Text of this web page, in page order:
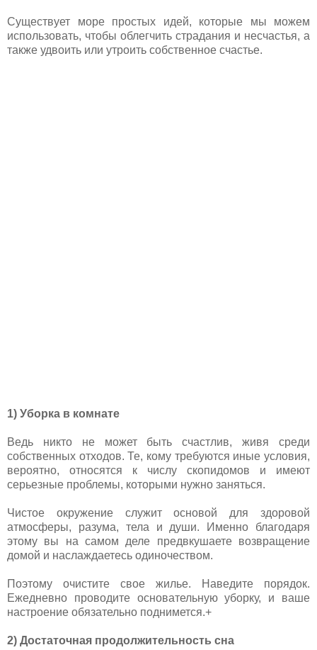
Существует море простых идей, которые мы можем
использовать, чтобы облегчить страдания и несчастья, а
также удвоить или утроить собственное счастье.
1) Уборка в комнате
Ведь никто не может быть счастлив, живя среди
собственных отходов. Те, кому требуются иные условия,
вероятно, относятся к числу скопидомов и имеют
серьезные проблемы, которыми нужно заняться.
Чистое окружение служит основой для здоровой
атмосферы, разума, тела и души. Именно благодаря
этому вы на самом деле предвкушаете возвращение
домой и наслаждаетесь одиночеством.
Поэтому очистите свое жилье. Наведите порядок.
Ежедневно проводите основательную уборку, и ваше
настроение обязательно поднимется.+
2) Достаточная продолжительность сна